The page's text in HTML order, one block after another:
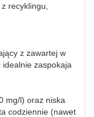
recyklingu,
z zawartej w
idealnie zaspokaja
mg/l) oraz niska
codziennie (nawet